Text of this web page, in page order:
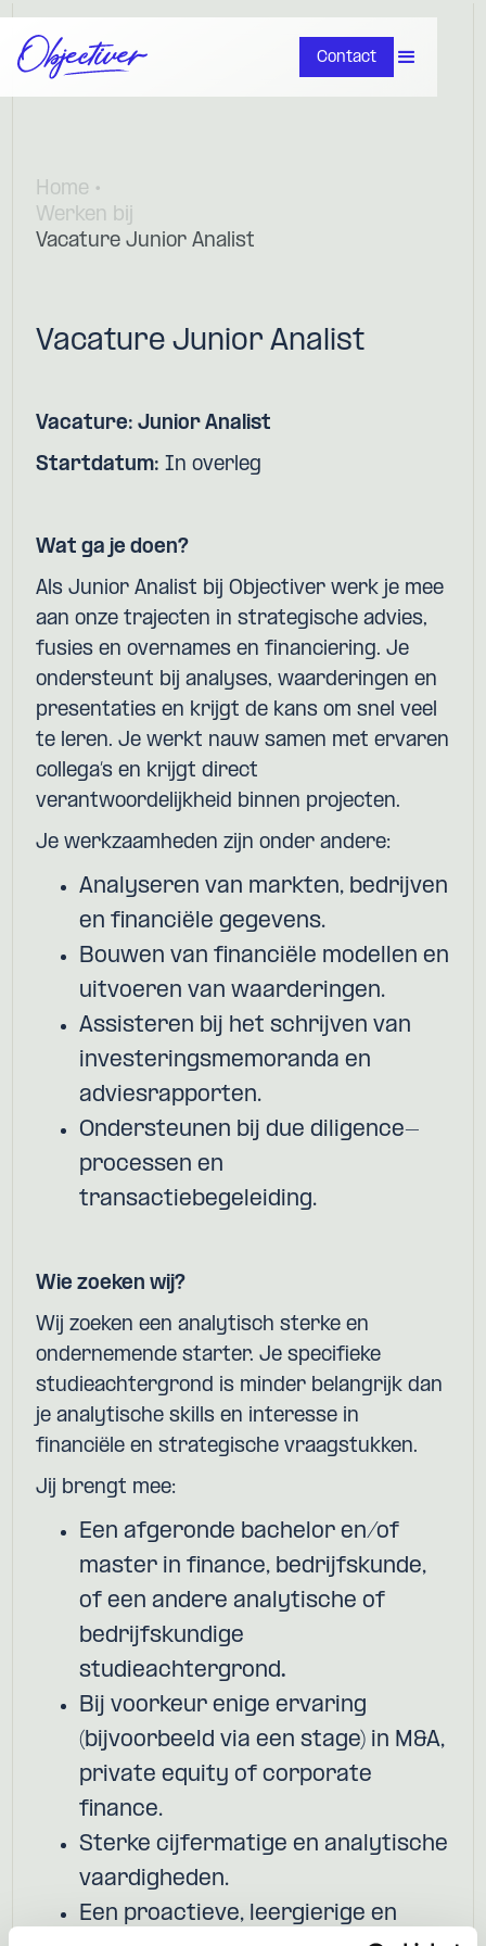
Contact
Home •
Werken bij
Vacature Junior Analist
Vacature Junior Analist
Vacature: Junior Analist
Startdatum: In overleg
Wat ga je doen?
Als Junior Analist bij Objectiver werk je mee
aan onze trajecten in strategische advies,
fusies en overnames en financiering. Je
ondersteunt bij analyses, waarderingen en
presentaties en krijgt de kans om snel veel
te leren. Je werkt nauw samen met ervaren
collega’s en krijgt direct
verantwoordelijkheid binnen projecten.
Je werkzaamheden zijn onder andere:
Analyseren van markten, bedrijven
en financiële gegevens.
Bouwen van financiële modellen en
uitvoeren van waarderingen.
Assisteren bij het schrijven van
investeringsmemoranda en
adviesrapporten.
Ondersteunen bij due diligence-
processen en
transactiebegeleiding.
Wie zoeken wij?
Wij zoeken een analytisch sterke en
ondernemende starter. Je specifieke
studieachtergrond is minder belangrijk dan
je analytische skills en interesse in
financiële en strategische vraagstukken.
Jij brengt mee:
Een afgeronde bachelor en/of
master in finance, bedrijfskunde,
of een andere analytische of
bedrijfskundige
studieachtergrond.
Bij voorkeur enige ervaring
(bijvoorbeeld via een stage) in M&A,
private equity of corporate
finance.
Sterke cijfermatige en analytische
vaardigheden.
Een proactieve, leergierige en